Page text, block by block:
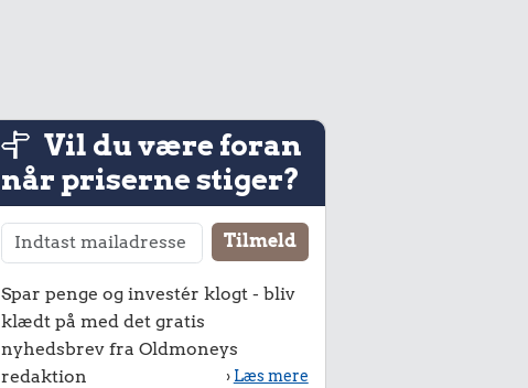
Vil du være foran
når priserne stiger?
Spar penge og investér klogt - bliv
klædt på med det gratis
nyhedsbrev fra Oldmoneys
redaktion
› Læs mere